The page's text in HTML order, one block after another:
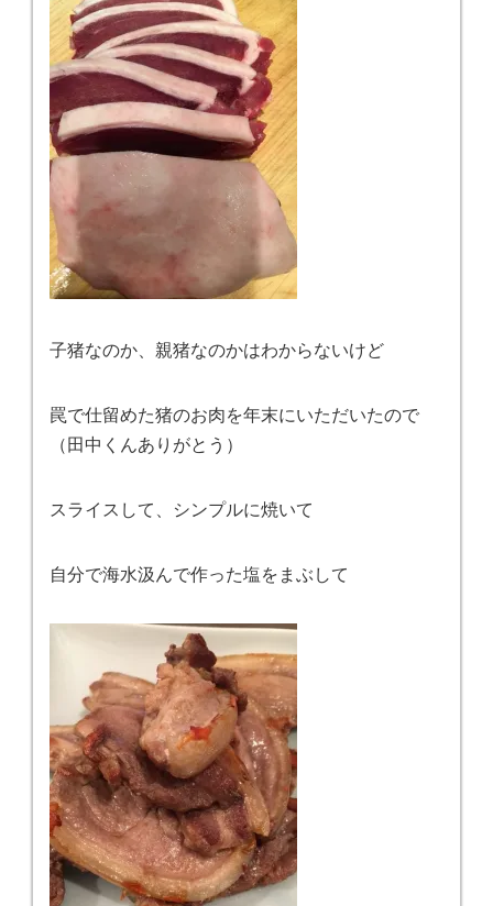
子猪なのか、親猪なのかはわからないけど
罠で仕留めた猪のお肉を年末にいただいたので
（田中くんありがとう）
スライスして、シンプルに焼いて
自分で海水汲んで作った塩をまぶして